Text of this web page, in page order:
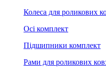
Колеса для роликових
Осі комплект
Підшипники комплект
Рами для роликових